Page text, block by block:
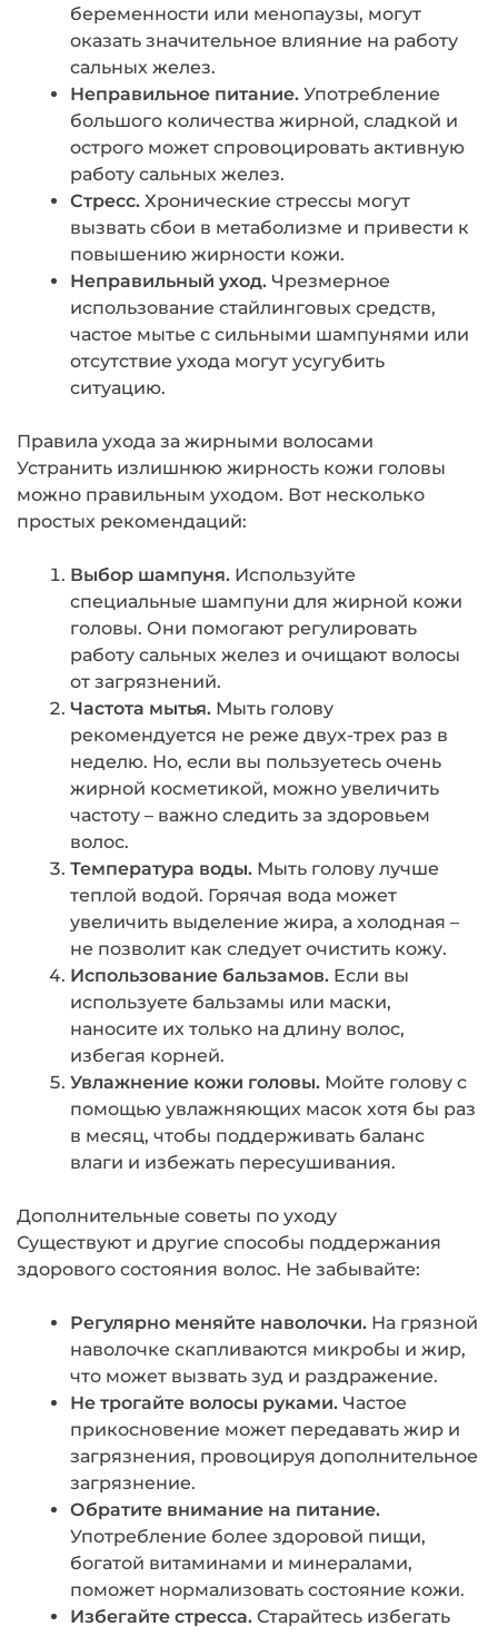
беременности или менопаузы, могут
оказать значительное влияние на работу
сальных желез.
Неправильное питание. Употребление
большого количества жирной, сладкой и
острого может спровоцировать активную
работу сальных желез.
Стресс. Хронические стрессы могут
вызвать сбои в метаболизме и привести к
повышению жирности кожи.
Неправильный уход. Чрезмерное
использование стайлинговых средств,
частое мытье с сильными шампунями или
отсутствие ухода могут усугубить
ситуацию.
Правила ухода за жирными волосами
Устранить излишнюю жирность кожи головы
можно правильным уходом. Вот несколько
простых рекомендаций:
Выбор шампуня. Используйте
специальные шампуни для жирной кожи
головы. Они помогают регулировать
работу сальных желез и очищают волосы
от загрязнений.
Частота мытья. Мыть голову
рекомендуется не реже двух-трех раз в
неделю. Но, если вы пользуетесь очень
жирной косметикой, можно увеличить
частоту – важно следить за здоровьем
волос.
Температура воды. Мыть голову лучше
теплой водой. Горячая вода может
увеличить выделение жира, а холодная –
не позволит как следует очистить кожу.
Использование бальзамов. Если вы
используете бальзамы или маски,
наносите их только на длину волос,
избегая корней.
Увлажнение кожи головы. Мойте голову с
помощью увлажняющих масок хотя бы раз
в месяц, чтобы поддерживать баланс
влаги и избежать пересушивания.
Дополнительные советы по уходу
Существуют и другие способы поддержания
здорового состояния волос. Не забывайте:
Регулярно меняйте наволочки. На грязной
наволочке скапливаются микробы и жир,
что может вызвать зуд и раздражение.
Не трогайте волосы руками. Частое
прикосновение может передавать жир и
загрязнения, провоцируя дополнительное
загрязнение.
Обратите внимание на питание.
Употребление более здоровой пищи,
богатой витаминами и минералами,
поможет нормализовать состояние кожи.
Избегайте стресса. Старайтесь избегать